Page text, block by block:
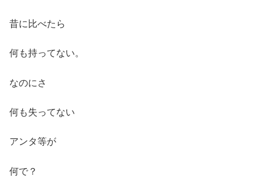
昔に比べたら
何も持ってない。
なのにさ
何も失ってない
アンタ等が
何で？